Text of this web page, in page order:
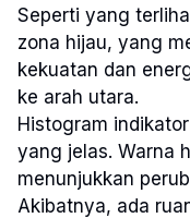
Seperti yang
zona hijau, yang
kekuatan dan
ke arah utara.
Histogram
yang jelas. Warna
menunjukkan
Akibatnya, ada